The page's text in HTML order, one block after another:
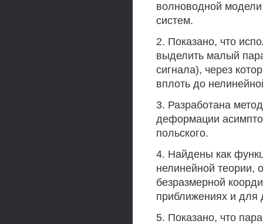
волноводной
систем.
2. Показано, что
выделить малый
сигнала), через
вплоть до
3. Разработана
деформации
польского.
4. Найдены как
нелинейной теории,
безразмерной
приближениях и для
5. Показано, что